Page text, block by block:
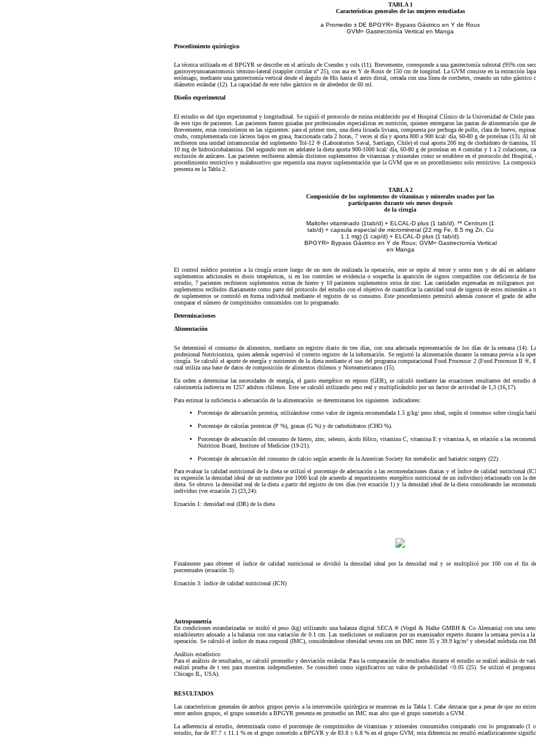
TABLA 1
Características generales de las mujeres estudiadas
a Promedio ± DE BPGYR= Bypass Gástrico en Y de Roux
GVM= Gastrectomía Vertical en Manga
Procedimiento quirúrgico
La técnica utilizada en el BPGYR se describe en el artículo de Csendes y cols (11). Brevemente, corresponde a una gastrectomía subtotal (95% con
gastroyeyunoanastomosis término-lateral (stappler circular nº 25), con asa en Y de Roux de 150 cm de longitud. La GVM consiste en la extracción
estómago, mediante una gastrectomía vertical desde el ángulo de His hasta el antro distal, cerrada con una línea de corchetes, creando un tubo gástrico
diámetro estándar (12). La capacidad de este tubo gástrico es de alrededor de 60 ml.
Diseño experimental
El estudio es del tipo experimental y longitudinal. Se siguió el protocolo de rutina establecido por el Hospital Clínico de la Universidad de Chile
de este tipo de pacientes. Las pacientes fueron guiadas por profesionales especialistas en nutrición, quienes entregaron las pautas de alimentación que
Brevemente, estas consistieron en las siguientes: para el primer mes, una dieta licuada liviana, compuesta por pechuga de pollo, clara de huevo,
crudo, complementada con lácteos bajos en grasa, fraccionada cada 2 horas, 7 veces al día y aporta 800 a 900 kcal/ día, 60-80 g de proteínas (13). Al
recibieron una unidad intramuscular del suplemento Tol-12 ® (Laboratorios Saval, Santiago, Chile) el cual aporta 200 mg de clorhidrato de tiamina,
10 mg de hidroxicobalamina. Del segundo mes en adelante la dieta aporta 900-1000 kcal/ día, 60-80 g de proteínas en 4 comidas y 1 a 2 colaciones,
exclusión de azúcares. Las pacientes recibieron además distintos suplementos de vitaminas y minerales como se establece en el protocolo del
procedimiento restrictivo y malabsortivo que requeriría una mayor suplementación que la GVM que es un procedimiento solo restrictivo. La
presenta en la Tabla 2.
TABLA 2
Composición de los suplementos de vitaminas y minerales usados por las
participantes durante seis meses después
de la cirugía
Maltofer vitaminado (1tab/d) + ELCAL-D plus (1 tab/d). ** Centrum (1
tab/d) + capsula especial de micromineral (22 mg Fe, 8.5 mg Zn, Cu
1.1 mg) (1 cap/d) + ELCAL-D plus (1 tab/d).
BPGYR= Bypass Gástrico en Y de Roux; GVM= Gastrectomía Vertical
en Manga
El control médico posterior a la cirugía ocurre luego de un mes de realizada la operación, este se repite al tercer y sexto mes y de ahí en adelante
suplementos adicionales es dosis terapéuticas, si en los controles se evidencia o sospecha la aparición de signos compatibles con deficiencia de
estudio, 7 pacientes recibieron suplementos extras de hierro y 10 pacientes suplementos extra de zinc. Las cantidades expresadas en miligramos
suplementos recibidos diariamente como parte del protocolo del estudio con el objetivo de cuantificar la cantidad total de ingesta de estos minerales a
de suplementos se controló en forma individual mediante el registro de su consumo. Este procedimiento permitió además conocer el grado de
comparar el número de comprimidos consumidos con lo programado.
Determinaciones
Alimentación
Se determinó el consumo de alimentos, mediante un registro diario de tres días, con una adecuada representación de los días de la semana (14).
profesional Nutricionista, quien además supervisó el correcto registro de la información. Se registró la alimentación durante la semana previa a la
cirugía. Se calculó el aporte de energía y nutrientes de la dieta mediante el uso del programa computacional Food Processor 2 (Food Processor II ®,
cual utiliza una base de datos de composición de alimentos chilenos y Norteamericanos (15).
En orden a determinar las necesidades de energía, el gasto energético en reposo (GER), se calculó mediante las ecuaciones resultantes del estudio
calorimetría indirecta en 1257 adultos chilenos. Este se calculó utilizando peso real y multiplicándolo por un factor de actividad de 1,3 (16,17).
Para estimar la suficiencia o adecuación de la alimentación se determinaron los siguientes indicadores:
Porcentaje de adecuación proteica, utilizándose como valor de ingesta recomendada 1.5 g/kg/ peso ideal, según el consenso sobre cirugía
Porcentaje de calorías proteicas (P %), grasas (G %) y de carbohidratos (CHO %).
Porcentaje de adecuación del consumo de hierro, zinc, selenio, ácido fólico, vitamina C, vitamina E y vitamina A, en relación a las
Nutrition Board, Institute of Medicine (19-21).
Porcentaje de adecuación del consumo de calcio según acuerdo de la American Society for metabolic and bariatric surgery (22).
Para evaluar la calidad nutricional de la dieta se utilizó el porcentaje de adecuación a las recomendaciones diarias y el índice de calidad nutricional
su expresión la densidad ideal de un nutriente por 1000 kcal (de acuerdo al requerimiento energético nutricional de un individuo) relacionado con la
dieta. Se obtuvo la densidad real de la dieta a partir del registro de tres días (ver ecuación 1) y la densidad ideal de la dieta considerando las
individuo (ver ecuación 2) (23,24):
Ecuación 1: densidad real (DR) de la dieta
Finalmente para obtener el índice de calidad nutricional se dividió la densidad ideal por la densidad real y se multiplicó por 100 con el fin de
porcentuales (ecuación 3)
Ecuación 3: índice de calidad nutricional (ICN)
Antropometría
En condiciones estandarizadas se midió el peso (kg) utilizando una balanza digital SECA ® (Vogel & Halke GMBH & Co Alemania) con una
estadiómetro adosado a la balanza con una variación de 0.1 cm. Las mediciones se realizaron por un examinador experto durante la semana previa a
operación. Se calculó el índice de masa corporal (IMC), considerándose obesidad severa con un IMC entre 35 y 39.9 kg/m² y obesidad mórbida con
Análisis estadístico
Para el análisis de resultados, se calculó promedio y desviación estándar. Para la comparación de resultados durante el estudio se realizó análisis de
realizó prueba de t test para muestras independientes. Se consideró como significativo un valor de probabilidad <0.05 (25). Se utilizó el
Chicago IL, USA).
RESULTADOS
Las características generales de ambos grupos previo a la intervención quirúrgica se muestran en la Tabla 1. Cabe destacar que a pesar de que no
entre ambos grupos, el grupo sometido a BPGYR presenta en promedio un IMC mas alto que el grupo sometido a GVM .
La adherencia al estudio, determinada como el porcentaje de comprimidos de vitaminas y minerales consumidos comparado con lo programado (1
estudio, fue de 87.7 ± 11.1 % en el grupo sometido a BPGYR y de 83.8 ± 6.8 % en el grupo GVM; esta diferencia no resultó estadísticamente